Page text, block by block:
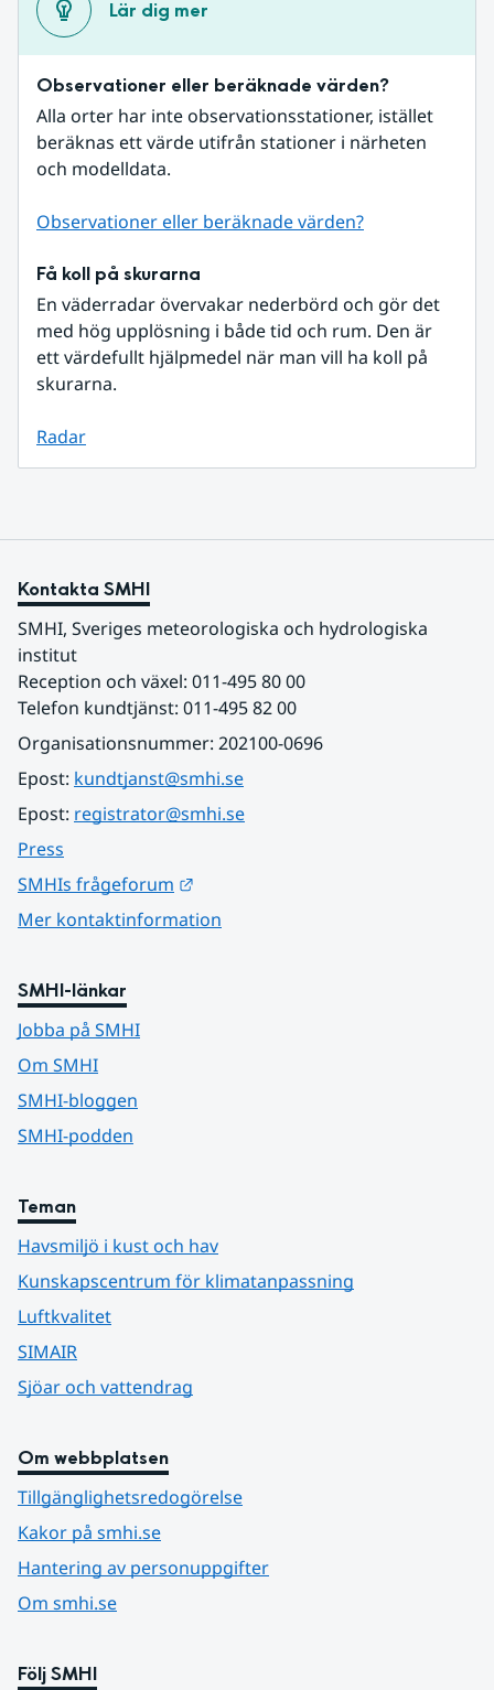
Lär dig mer
Observationer eller beräknade värden?
Alla orter har inte observationsstationer, istället
beräknas ett värde utifrån stationer i närheten
och modelldata.
Observationer eller beräknade värden?
Få koll på skurarna
En väderradar övervakar nederbörd och gör det
med hög upplösning i både tid och rum. Den är
ett värdefullt hjälpmedel när man vill ha koll på
skurarna.
Radar
Kontakta SMHI
SMHI, Sveriges meteorologiska och hydrologiska
institut
Reception och växel: 011-495 80 00
Telefon kundtjänst: 011-495 82 00
Organisationsnummer: 202100-0696
Epost: kundtjanst@smhi.se
Epost: registrator@smhi.se
Press
SMHIs frågeforum
Mer kontaktinformation
SMHI-länkar
Jobba på SMHI
Om SMHI
SMHI-bloggen
SMHI-podden
Teman
Havsmiljö i kust och hav
Kunskapscentrum för klimatanpassning
Luftkvalitet
SIMAIR
Sjöar och vattendrag
Om webbplatsen
Tillgänglighetsredogörelse
Kakor på smhi.se
Hantering av personuppgifter
Om smhi.se
Följ SMHI